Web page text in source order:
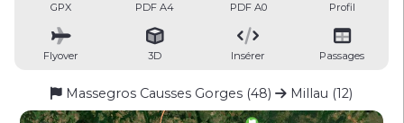
GPX PDF A4 PDF A0 Profil
Flyover 3D Insérer Passages
Massegros Causses Gorges (48) Millau (12)